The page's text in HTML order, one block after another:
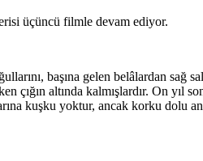
üçüncü filmle devam ediyor.
başına gelen belâlardan sağ
altında kalmışlardır. On yıl
kuşku yoktur, ancak korku dolu